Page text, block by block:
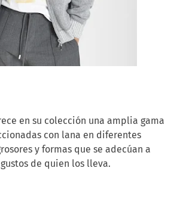
en su colección una amplia gama
con lana en diferentes
y formas que se adecúan a
de quien los lleva.